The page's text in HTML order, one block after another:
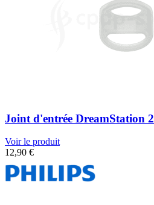
Joint d'entrée DreamStation 2
Voir le produit
12,90 €